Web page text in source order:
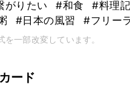
がりたい #和食 #料理
#日本の風習 #フリー
一部改変しています。
ード